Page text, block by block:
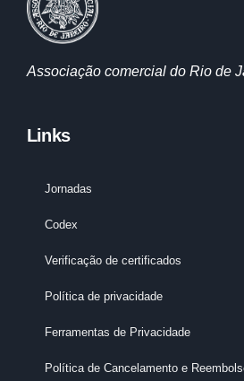
Associação comercial do Rio de
Links
Jornadas
Codex
Verificação de certificados
Política de privacidade
Ferramentas de Privacidade
Política de Cancelamento e